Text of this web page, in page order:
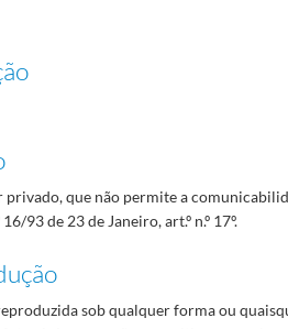
que não permite a
93 de 23 de Janeiro, art.º n.º 17º.
sob qualquer forma ou